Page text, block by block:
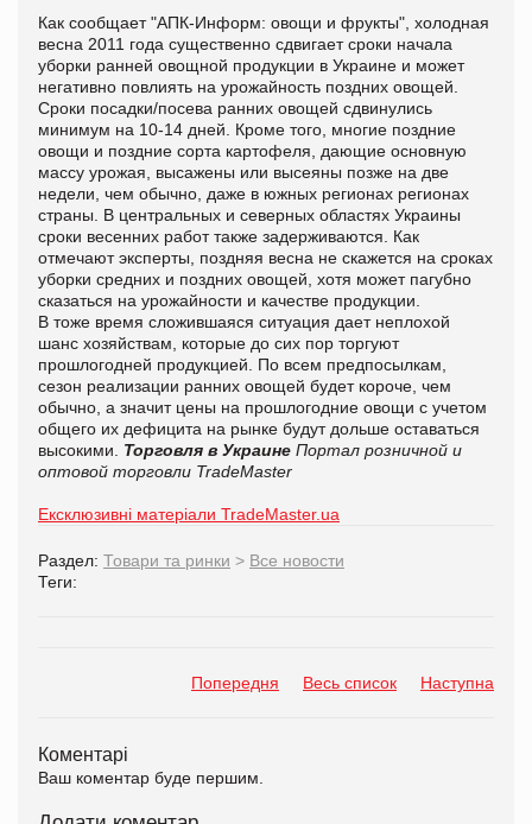
Как сообщает "АПК-Информ: овощи и фрукты", холодная
весна 2011 года существенно сдвигает сроки начала
уборки ранней овощной продукции в Украине и может
негативно повлиять на урожайность поздних овощей.
Сроки посадки/посева ранних овощей сдвинулись
минимум на 10-14 дней. Кроме того, многие поздние
овощи и поздние сорта картофеля, дающие основную
массу урожая, высажены или высеяны позже на две
недели, чем обычно, даже в южных регионах регионах
страны. В центральных и северных областях Украины
сроки весенних работ также задерживаются. Как
отмечают эксперты, поздняя весна не скажется на сроках
уборки средних и поздних овощей, хотя может пагубно
сказаться на урожайности и качестве продукции.
В тоже время сложившаяся ситуация дает неплохой
шанс хозяйствам, которые до сих пор торгуют
прошлогодней продукцией. По всем предпосылкам,
сезон реализации ранних овощей будет короче, чем
обычно, а значит цены на прошлогодние овощи с учетом
общего их дефицита на рынке будут дольше оставаться
высокими. Торговля в Украине Портал розничной и
оптовой торговли TradeMaster
Ексклюзивні матеріали TradeMaster.ua
Раздел: Товари та ринки > Все новости
Теги:
Попередня Весь список Наступна
Коментарі
Ваш коментар буде першим.